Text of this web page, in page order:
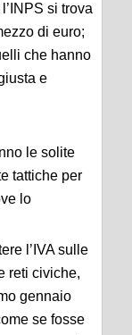
si trova
di euro;
che hanno
e
le solite
tattiche per
lo
l’IVA sulle
reti civiche,
gennaio
se fosse